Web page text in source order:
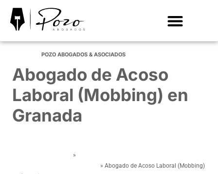
POZO ABOGADOS & ASOCIADOS
Abogado de Acoso
Laboral (Mobbing) en
Granada
»
» Abogado de Acoso Laboral (Mobbing)